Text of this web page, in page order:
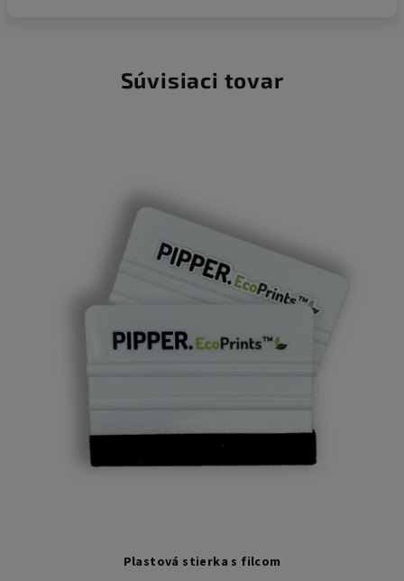
Súvisiaci tovar
Plastová stierka s filcom